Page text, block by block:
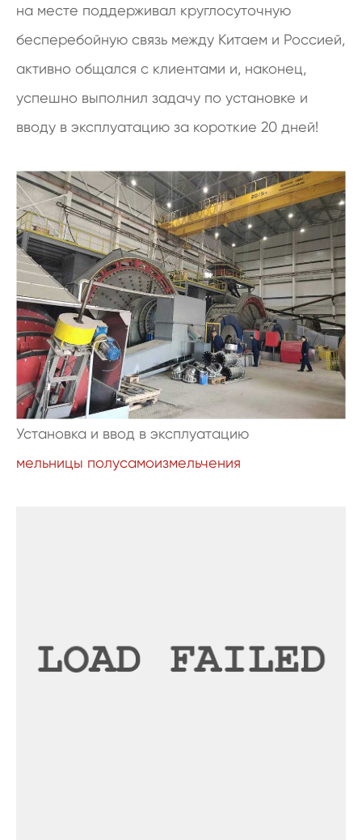
на месте поддерживал круглосуточную
бесперебойную связь между Китаем и Россией,
активно общался с клиентами и, наконец,
успешно выполнил задачу по установке и
вводу в эксплуатацию за короткие 20 дней!
Установка и ввод в эксплуатацию
мельницы полусамоизмельчения